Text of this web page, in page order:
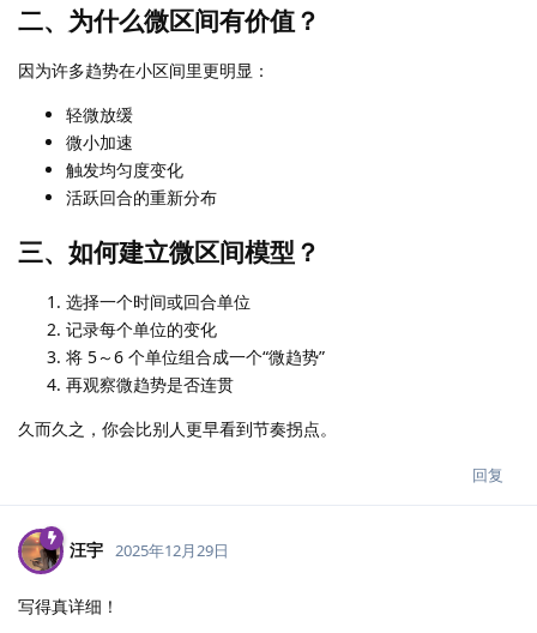
二、为什么微区间有价值？
因为许多趋势在小区间里更明显：
轻微放缓
微小加速
触发均匀度变化
活跃回合的重新分布
三、如何建立微区间模型？
选择一个时间或回合单位
记录每个单位的变化
将 5～6 个单位组合成一个“微趋势”
再观察微趋势是否连贯
久而久之，你会比别人更早看到节奏拐点。
回复
汪宇 2025年12月29日
写得真详细！